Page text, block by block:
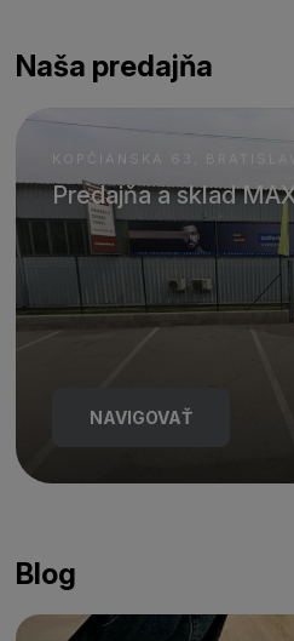
Naša predajňa
KOPČIANSKA 63,
Predajňa a sklad
NAVIGOVAŤ
Blog